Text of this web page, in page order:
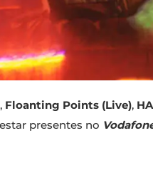
, Floanting Points (Live),
presentes no